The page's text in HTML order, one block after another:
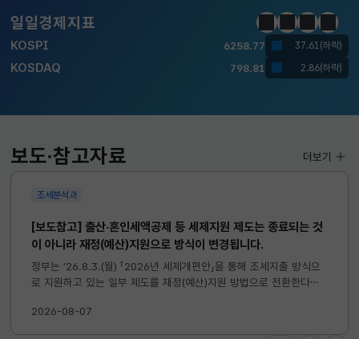
일일경제지표
KOSPI 6258.77 37.61(하락)
KOSDAQ 798.81 2.86(하락)
국고채(3년)
정지이전다음일일경
보도·참고자료
조세분석과
[보도참고] 출산·혼인세액공제 등 세제지원 제도는 종료되는 것
이 아니라 재정(예산)지원으로 방식이 변경됩니다.
정부는 ’26.8.3.(월) 「2026년 세제개편안」을 통해 조세지출 방식으
로 지원하고 있는 일부 제도를 재정(예산)지원 방법으로 전환한다고
2026-08-07
더보기